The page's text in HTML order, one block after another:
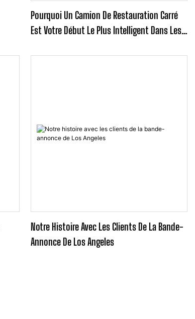
Pourquoi Un Camion De Restauration Carré
Est Votre Début Le Plus Intelligent Dans Les
Notre Histoire Avec Les Clients De La Bande-
Annonce De Los Angeles